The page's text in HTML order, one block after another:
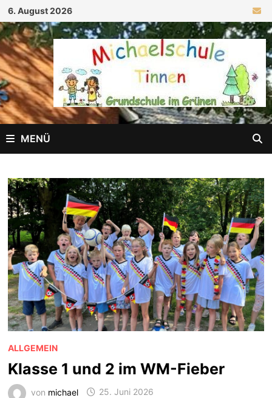
Zum
Inhalt
springen
6. August 2026
MENÜ
ALLGEMEIN
Klasse 1 und 2 im WM-Fieber
von michael 25. Juni 2026